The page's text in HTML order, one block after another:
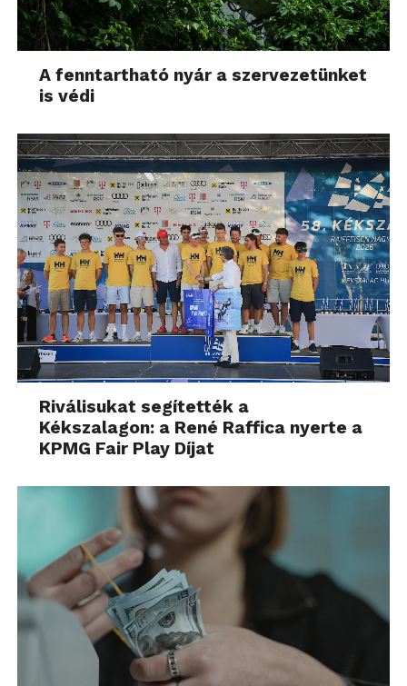
A fenntartható nyár a szervezetünket
is védi
Riválisukat segítették a
Kékszalagon: a René Raffica nyerte a
KPMG Fair Play Díjat